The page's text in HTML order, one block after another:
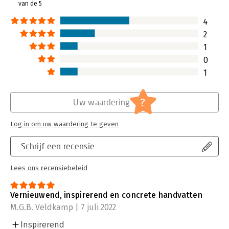
van de 5
4
2
1
0
1
Schrijf een recensie
Lees ons recensiebeleid
Uw waardering ?
Log in om uw waardering te geven
Vernieuwend, inspirerend en concrete handvatten
M.G.B. Veldkamp | 7 juli 2022
Inspirerend